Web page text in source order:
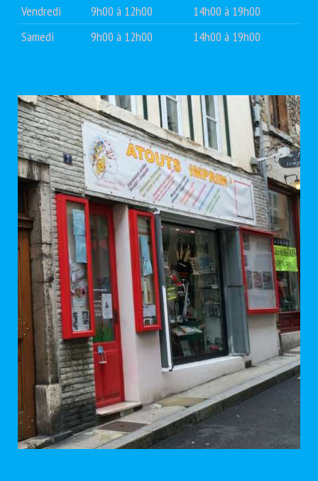
Vendredi
9h00 à 12h00
14h00 à 19h00
Samedi
9h00 à 12h00 14h00 à 19h00